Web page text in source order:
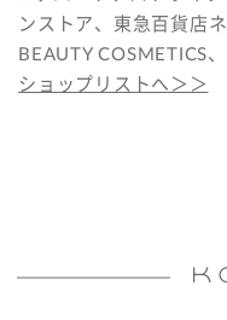
ンストア、東急百貨店
BEAUTY COSMETICS
ショップリストへ＞＞